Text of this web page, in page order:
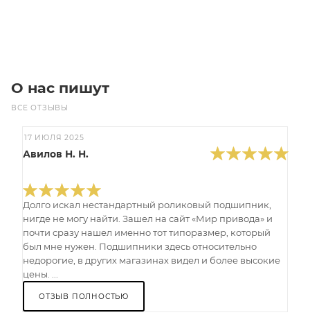
О нас пишут
ВСЕ ОТЗЫВЫ
17 ИЮЛЯ 2025
Авилов Н. Н.
Долго искал нестандартный роликовый подшипник,
нигде не могу найти. Зашел на сайт «Мир привода» и
почти сразу нашел именно тот типоразмер, который
был мне нужен. Подшипники здесь относительно
недорогие, в других магазинах видел и более высокие
цены. ...
ОТЗЫВ ПОЛНОСТЬЮ